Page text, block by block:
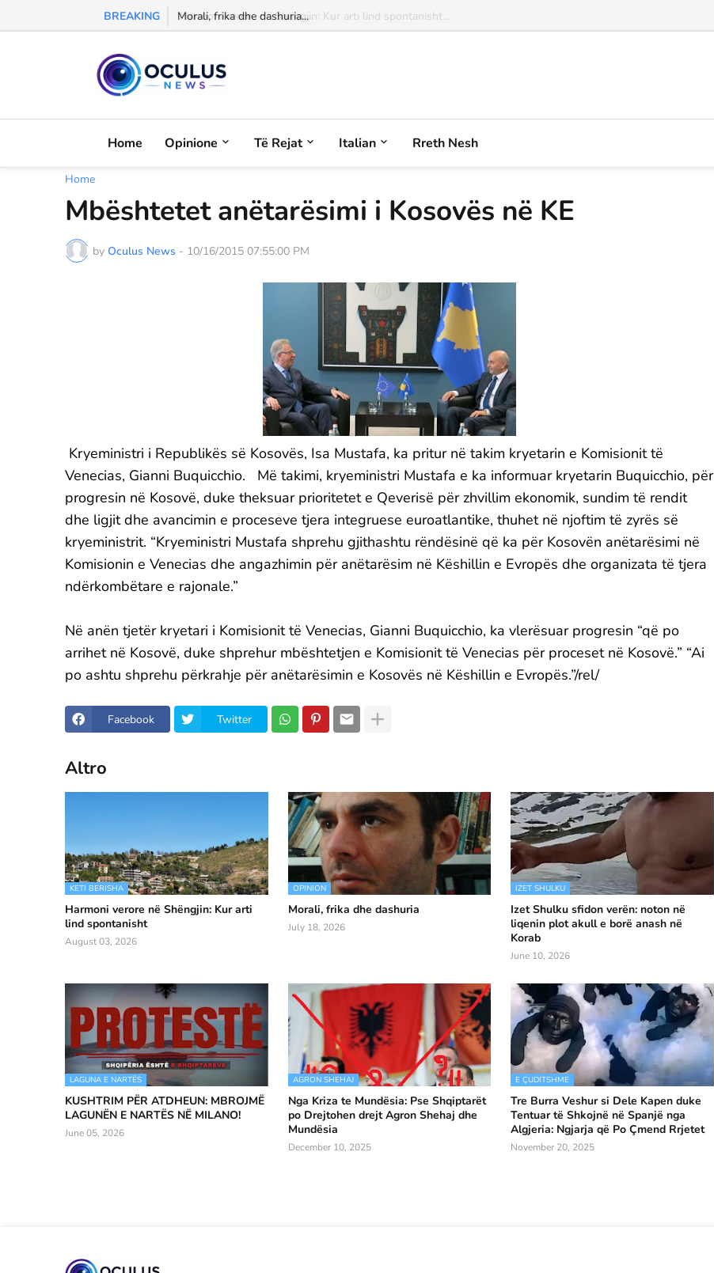
BREAKING Morali, frika dhe dashuria...
Home Opinione Të Rejat Italian Rreth Nesh
Home
Mbështetet anëtarësimi i Kosovës në KE
by Oculus News - 10/16/2015 07:55:00 PM
Kryeministri i Republikës së Kosovës, Isa Mustafa, ka pritur në takim kryetarin e Komisionit të
Venecias, Gianni Buquicchio. Më takimi, kryeministri Mustafa e ka informuar kryetarin Buquicchio, për
progresin në Kosovë, duke theksuar prioritetet e Qeverisë për zhvillim ekonomik, sundim të rendit
dhe ligjit dhe avancimin e proceseve tjera integruese euroatlantike, thuhet në njoftim të zyrës së
kryeministrit. “Kryeministri Mustafa shprehu gjithashtu rëndësinë që ka për Kosovën anëtarësimi në
Komisionin e Venecias dhe angazhimin për anëtarësim në Këshillin e Evropës dhe organizata të tjera
ndërkombëtare e rajonale.”
Në anën tjetër kryetari i Komisionit të Venecias, Gianni Buquicchio, ka vlerësuar progresin “që po
arrihet në Kosovë, duke shprehur mbështetjen e Komisionit të Venecias për proceset në Kosovë.” “Ai
po ashtu shprehu përkrahje për anëtarësimin e Kosovës në Këshillin e Evropës.”/rel/
Facebook Twitter
Altro
KETI BERISHA
Harmoni verore në Shëngjin: Kur arti
lind spontanisht
August 03, 2026
OPINION
Morali, frika dhe dashuria
July 18, 2026
IZET SHULKU
Izet Shulku sfidon verën: noton në
liqenin plot akull e borë anash në
Korab
June 10, 2026
LAGUNA E NARTËS
KUSHTRIM PËR ATDHEUN: MBROJMË
LAGUNËN E NARTËS NË MILANO!
June 05, 2026
AGRON SHEHAJ
Nga Kriza te Mundësia: Pse Shqiptarët
po Drejtohen drejt Agron Shehaj dhe
Mundësia
December 10, 2025
E ÇUDITSHME
Tre Burra Veshur si Dele Kapen duke
Tentuar të Shkojnë në Spanjë nga
Algjeria: Ngjarja që Po Çmend Rrjetet
November 20, 2025